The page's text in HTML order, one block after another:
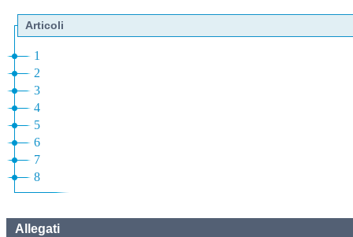
Articoli
1
2
3
4
5
6
7
8
Allegati